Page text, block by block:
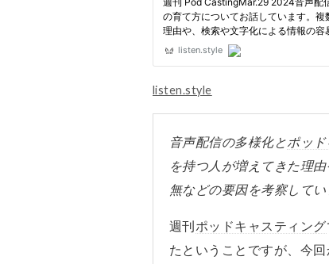
listen.style
音声配信の多様化とポッ
を持つ人が増えてきた理
無などの要因を考察してい
週刊ポッドキャスティング
たということですが、今